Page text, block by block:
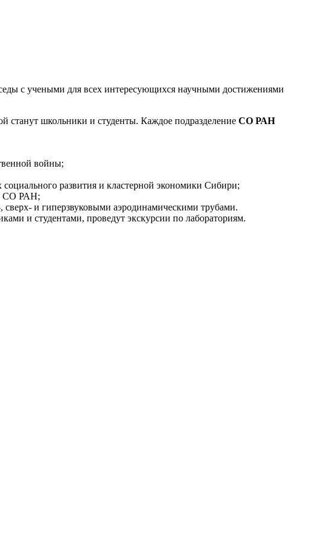
с учеными для всех интересующихся научными достижениями
станут школьники и студенты. Каждое подразделение СО РАН
войны;
развития и кластерной экономики Сибири;
СО РАН;
сверх- и гиперзвуковыми аэродинамическими трубами.
и студентами, проведут экскурсии по лабораториям.